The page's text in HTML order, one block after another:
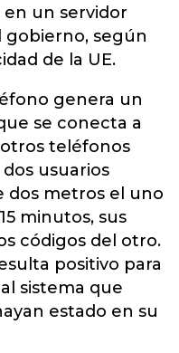
un servidor
según
de la UE.
genera un
se conecta a
teléfonos
usuarios
dos metros el uno
minutos, sus
códigos del otro.
positivo para
sistema que
estado en su